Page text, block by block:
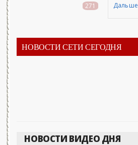
271 Дальше
НОВОСТИ СЕТИ СЕГОДНЯ
НОВОСТИ ВИДЕО ДНЯ